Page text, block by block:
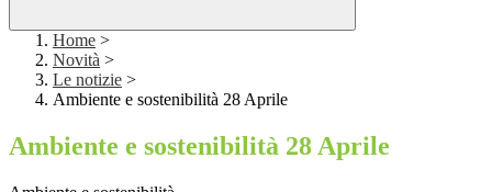
Home >
Novità >
Le notizie >
Ambiente e sostenibilità 28 Aprile
Ambiente e sostenibilità 28 Aprile